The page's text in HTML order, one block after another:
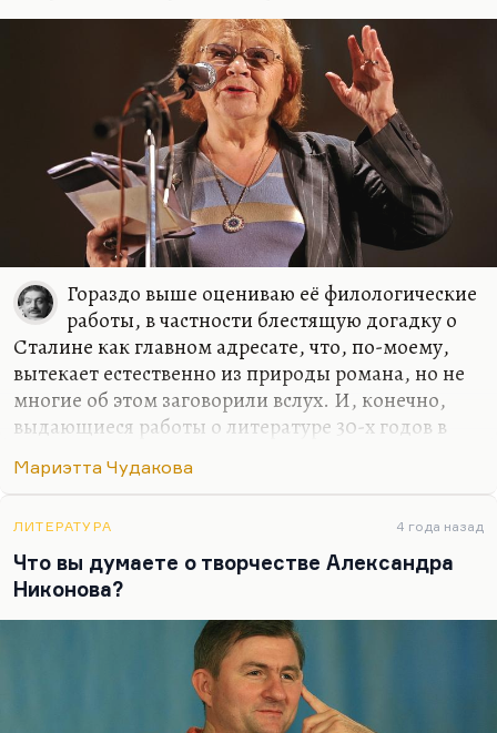
Гораздо выше оцениваю её филологические
работы, в частности блестящую догадку о
Сталине как главном адресате, что, по-моему,
вытекает естественно из природы романа, но не
многие об этом заговорили вслух. И, конечно,
выдающиеся работы о литературе 30-х годов в
лучше всего писали о «перевальцах», о
жизнеописание Михаила Булгакова —
выдающаяся книга. Что касается Жени
Корзинкиной «Приключения Корзинкиной», то
мне кажется, что эта книга недостаточно озорная,
недостаточно хулиганская, чтобы быть детской.
Она слишком правильная, моральная, такая
Мариэтта Чудакова
ЛИТЕРАТУРА 4 года назад
Что вы думаете о творчестве Александра
Никонова?